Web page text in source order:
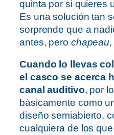
quinta por si quieres
Es una solución tan
sorprende que a
antes, pero chapeau
Cuando lo llevas
el casco se acerca
canal auditivo, por
básicamente como
diseño semiabierto,
cualquiera de los